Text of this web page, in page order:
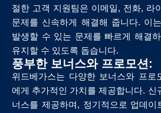
절한 고객 지원팀은 이메일, 전화, 라
문제를 신속하게 해결해 줍니다. 이
발생할 수 있는 문제를 빠르게 해결
유지할 수 있도록 돕습니다.
풍부한 보너스와 프로모션:
위드베가스는 다양한 보너스와 프로
에게 추가적인 가치를 제공합니다. 신
너스를 제공하며, 정기적으로 업데이